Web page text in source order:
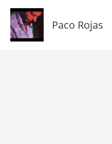
contenido
Paco Rojas